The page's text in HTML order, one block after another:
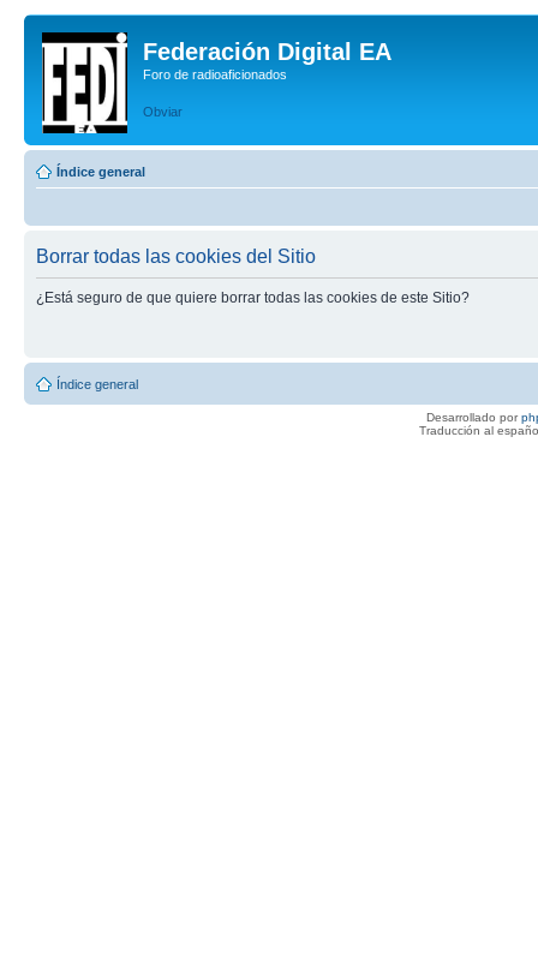
Federación Digital EA
Foro de radioaficionados
Obviar
Índice general
Borrar todas las cookies del Sitio
¿Está seguro de que quiere borrar todas las cookies de este Sitio?
Índice general
Desarrollado por
Traducción al